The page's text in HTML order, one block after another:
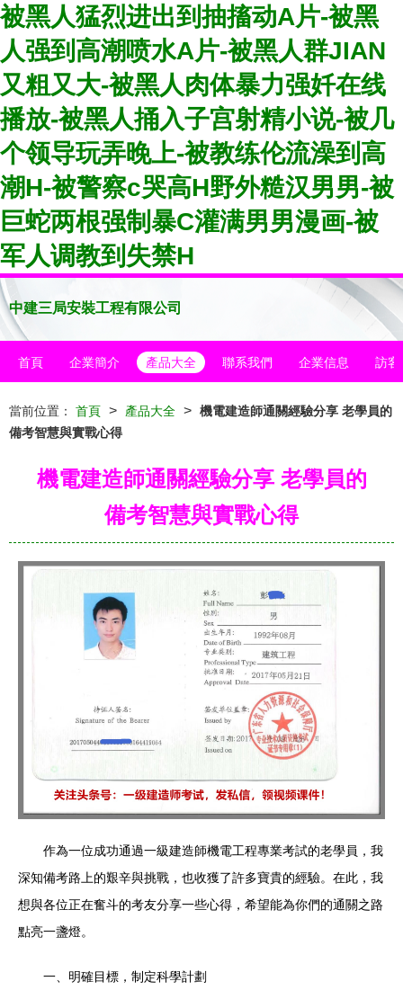
被黑人猛烈进出到抽搐动A片-被黑
人强到高潮喷水A片-被黑人群JIAN
又粗又大-被黑人肉体暴力强奷在线
播放-被黑人捅入子宫射精小说-被几
个领导玩弄晚上-被教练伦流澡到高
潮H-被警察c哭高H野外糙汉男男-被
巨蛇两根强制暴C灌满男男漫画-被
军人调教到失禁H
中建三局安裝工程有限公司
首頁 企業簡介 產品大全 聯系我們 企業信息 訪客
當前位置： 首頁 > 產品大全 > 機電建造師通關經驗分享 老學員的
備考智慧與實戰心得
機電建造師通關經驗分享 老學員的
備考智慧與實戰心得
作為一位成功通過一級建造師機電工程專業考試的老學員，我
深知備考路上的艱辛與挑戰，也收獲了許多寶貴的經驗。在此，我
想與各位正在奮斗的考友分享一些心得，希望能為你們的通關之路
點亮一盞燈。
一、明確目標，制定科學計劃